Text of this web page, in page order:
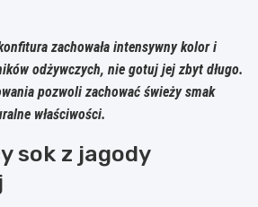
zachowała intensywny kolor i
odżywczych, nie gotuj jej zbyt długo.
pozwoli zachować świeży smak
właściwości.
sok z jagody